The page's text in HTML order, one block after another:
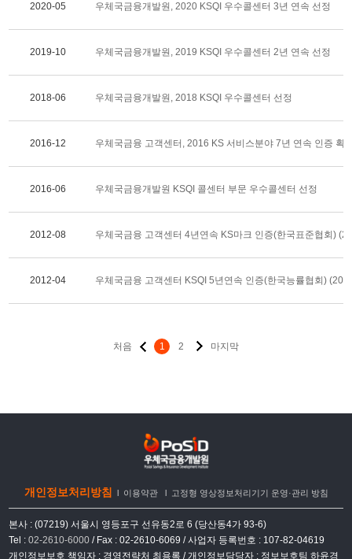
2020-05 우체국금융개발원, 2020 KSQI 우수콜센터 3년 연속 선정
2019-10 우체국금융개발원, 2019 KSQI 우수콜센터 2년 연속 선정
2018-06 우체국금융개발원, 2018 KSQI 우수콜센터 선정
2016-12 우체국금융 고객센터, 2016 KS 서비스분야 7년 연속 인증 획
2016-06 우체국금융개발원 KSQI 콜센터 부문 우수콜센터 선정
2012-08 우체국금융 고객센터 4년연속 KS마크 인증(한국표준협회)
2012-04 우체국금융 고객센터 KSQI 5년연속 인증(한국능률협회)
처음 1 2 마지막
개인정보처리방침 이용약관 고정형 영상정보처리기기 운영·관리 방침
본사 : (07219) 서울시 영등포구 선유동2로 6 (당산동4가 93-6)
Tel :02-2610-6000 / Fax : 02-2610-6069 / 사업자 등록번호 : 107-82-04619
개인정보보호 책임자 : 경영전략처 최용록 / 개인정보담당자 : 정보보호팀 하윤경